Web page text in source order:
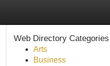
Web Directory Categories
Arts
Business